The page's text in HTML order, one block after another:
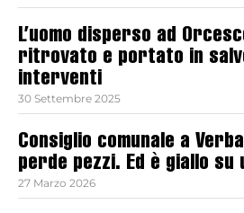
L’uomo disperso ad
ritrovato e portato in
interventi
30 Settembre 2025
Consiglio comunale a
perde pezzi. Ed è giallo su
27 Marzo 2026